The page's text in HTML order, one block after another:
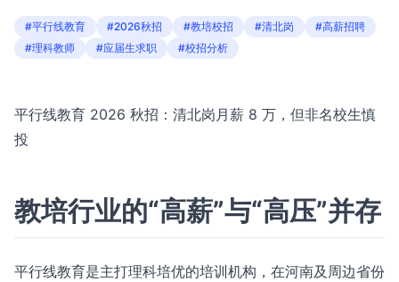
#平行线教育 #2026秋招 #教培校招 #清北岗
#高薪招聘
#理科教师
#应届生求职 #校招分析
平行线教育 2026 秋招：清北岗月薪 8 万，但非名校生慎
投
教培行业的“高薪”与“高压”并存
平行线教育是主打理科培优的培训机构，在河南及周边省份